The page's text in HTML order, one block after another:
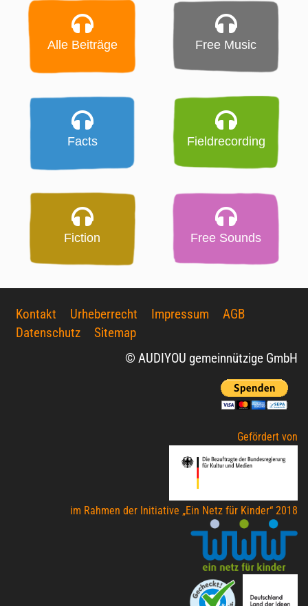
Alle Beiträge Free Music
Facts Fieldrecording
Fiction Free Sounds
Kontakt Urheberrecht Impressum
AGB
Datenschutz
Sitemap
© AUDIYOU gemeinnützige GmbH
Gefördert von
im Rahmen der Initiative „Ein Netz für Kinder“ 2018